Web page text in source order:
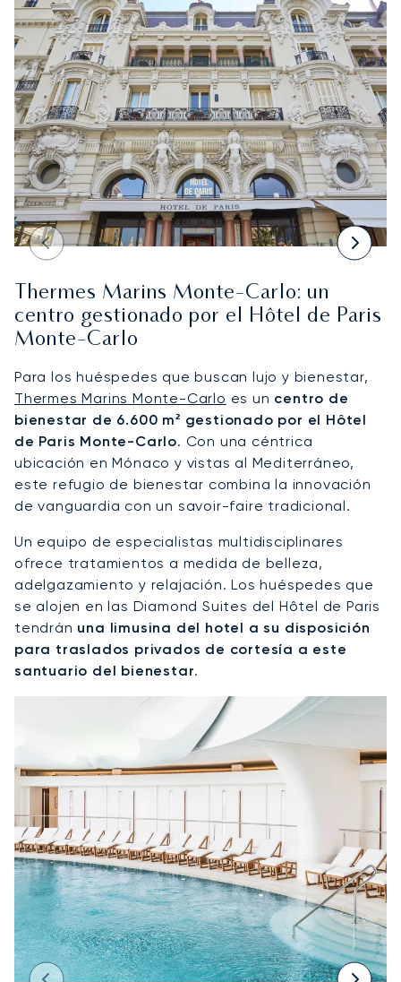
Thermes Marins Monte-Carlo: un
centro gestionado por el Hôtel de Paris
Monte-Carlo
Para los huéspedes que buscan lujo y bienestar,
Thermes Marins Monte-Carlo es un centro de
bienestar de 6.600 m² gestionado por el Hôtel
de Paris Monte-Carlo. Con una céntrica
ubicación en Mónaco y vistas al Mediterráneo,
este refugio de bienestar combina la innovación
de vanguardia con un savoir-faire tradicional.
Un equipo de especialistas multidisciplinares
ofrece tratamientos a medida de belleza,
adelgazamiento y relajación. Los huéspedes que
se alojen en las Diamond Suites del Hôtel de Paris
tendrán una limusina del hotel a su disposición
para traslados privados de cortesía a este
santuario del bienestar.